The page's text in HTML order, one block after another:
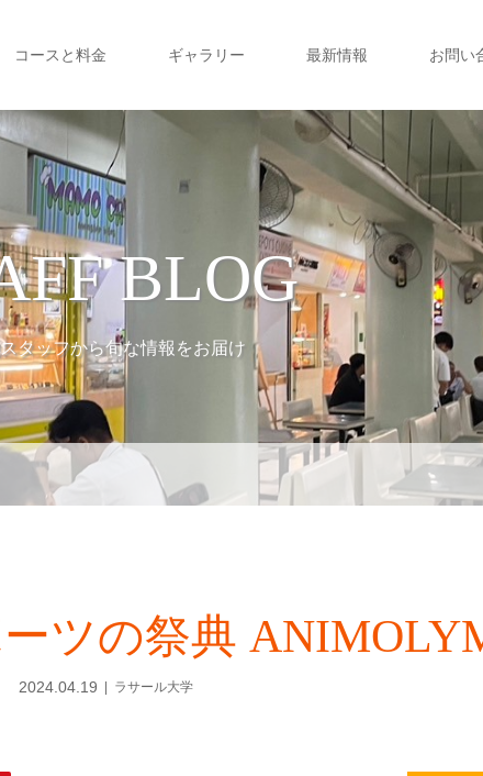
コースと料金 ギャラリー 最新情報 お問い
BLOG
タッフから旬な情報をお届け
ツの祭典
2024.04.19 ラサール大学